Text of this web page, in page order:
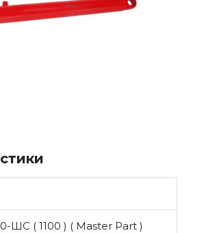
ШС ( 1100 ) ( Master Part )